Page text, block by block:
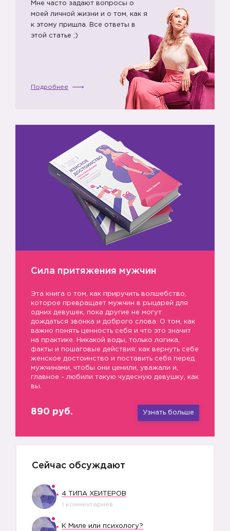
Мне часто задают вопросы о
моей личной жизни и о том, как я
к этому пришла. Все ответы в
этой статье ;)
Подробнее
Сила притяжения мужчин
Эта книга о том, как приручить волшебство,
которое превращает мужчин в рыцарей для
одних девушек, пока другие не могут
дождаться звонка и доброго слова. О том, как
важно понять ценность себя и что это значит
на практике. Никакой воды, только логика,
факты и пошаговые действия: как вернуть себе
женское достоинство и поставить себя перед
мужчинами, чтобы они ценили, уважали и,
главное - любили такую чудесную девушку, как
вы.
890 руб. Узнать больше
Сейчас обсуждают
4 ТИПА ХЕЙТЕРОВ
1 комментариев
К Миле или психологу?